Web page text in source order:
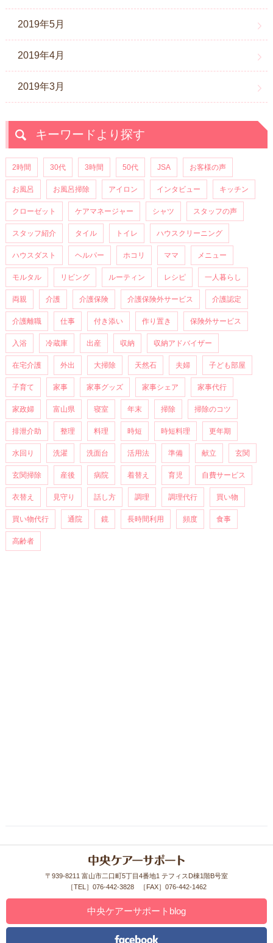
2019年5月
2019年4月
2019年3月
キーワードより探す
2時間 30代 3時間 50代 JSA お客様の声
お風呂 お風呂掃除 アイロン インタビュー キッチン
クローゼット ケアマネージャー シャツ スタッフの声
スタッフ紹介 タイル トイレ ハウスクリーニング
ハウスダスト ヘルパー ホコリ ママ メニュー
モルタル リビング ルーティン レシピ 一人暮らし
両親 介護 介護保険 介護保険外サービス 介護認定
介護離職 仕事 付き添い 作り置き 保険外サービス
入浴 冷蔵庫 出産 収納 収納アドバイザー
在宅介護 外出 大掃除 天然石 夫婦 子ども部屋
子育て 家事 家事グッズ 家事シェア 家事代行
家政婦 富山県 寝室 年末 掃除 掃除のコツ
排泄介助 整理 料理 時短 時短料理 更年期
水回り 洗濯 洗面台 活用法 準備 献立 玄関
玄関掃除 産後 病院 着替え 育児 自費サービス
衣替え 見守り 話し方 調理 調理代行 買い物
買い物代行 通院 鏡 長時間利用 頻度 食事
高齢者
〒939-8211 富山市二口町5丁目4番地1 テフィスD棟1階B号室
［TEL］076-442-3828
［FAX］076-442-1462
中央ケアーサポートblog